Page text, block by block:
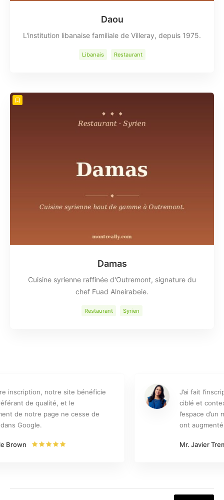
Daou
L'institution libanaise familiale de Villeray, depuis 1975.
Libanais Restaurant
Damas
Cuisine syrienne raffinée d'Outremont, signature du
chef Fuad Alneirabeie.
Restaurant Syrien
J’ai fait l’inscription afin d’obtenir un ancrage
ciblé et contextualisé vers mon site. En
l’espace d’un mois, mes rankings personnels
ont augmenté, avec la formule premium.
Mr. Javier Tremblay